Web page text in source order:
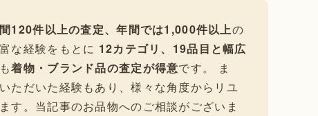
120件以上の査定、年間では1,000件以上の
な経験をもとに 12カテゴリ、19品目と幅広
着物・ブランド品の査定が得意です。 ま
ただいた経験もあり、様々な角度からリユ
す。当記事のお品物へのご相談がございま